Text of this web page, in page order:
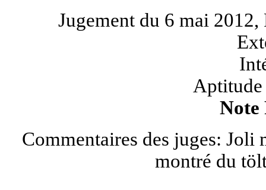
Jugement du 6 mai
Note
Commentaires des juges: Joli
montré du